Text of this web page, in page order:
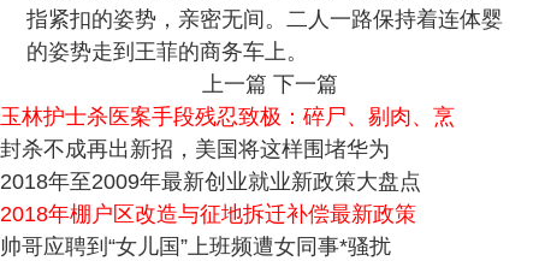
指紧扣的姿势，亲密无间。二人一路保持着连体婴
的姿势走到王菲的商务车上。
上一篇 下一篇
玉林护士杀医案手段残忍致极：碎尸、剔肉、烹
封杀不成再出新招，美国将这样围堵华为
2018年至2009年最新创业就业新政策大盘点
2018年棚户区改造与征地拆迁补偿最新政策
帅哥应聘到“女儿国”上班频遭女同事*骚扰